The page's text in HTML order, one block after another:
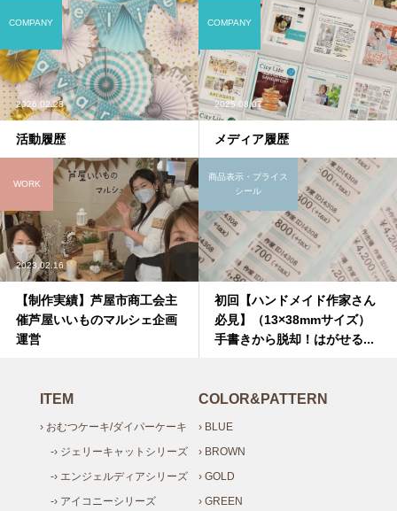
2026.02.28
活動履歴
COMPANY
2025.08.07
メディア履歴
COMPANY
2023.02.16
【制作実績】芦屋市商工会主
催芦屋いいものマルシェ企画
運営
WORK
初回【ハンドメイド作家さん
必見】（13×38mmサイズ）
手書きから脱却！はがせる...
商品表示・プライス
シール
ITEM
› おむつケーキ/ダイパーケーキ
-› ジェリーキャットシリーズ
-› エンジェルディアシリーズ
-› アイコニーシリーズ
COLOR&PATTERN
› BLUE
› BROWN
› GOLD
› GREEN